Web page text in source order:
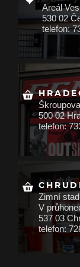
Areál
530 02
telefon:
500 02
telefon:
Zimní
V
537 03
telefon: